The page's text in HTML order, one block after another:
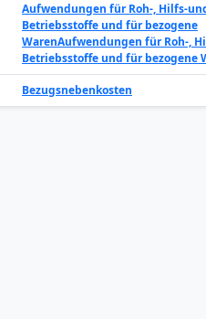
Aufwendungen für Roh-, Hilfs-
Betriebsstoffe und für bezogene
WarenAufwendungen für Roh-,
Betriebsstoffe und für bezogene
Bezugsnebenkosten